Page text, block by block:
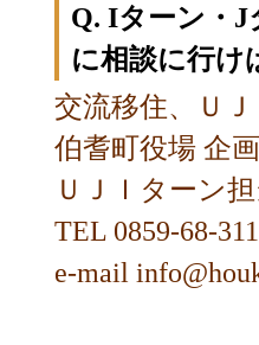
Q. Iターン・
に相談に行け
交流移住、Ｕ
伯耆町役場
ＵＪＩターン
TEL 0859-68-
e-mail